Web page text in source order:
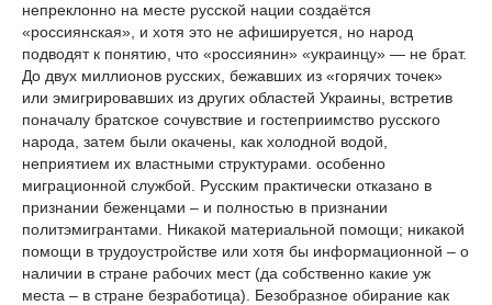
непреклонно на месте русской нации создаётся
«россиянская», и хотя это не афишируется, но народ
подводят к понятию, что «россиянин» «украинцу» — не брат.
До двух миллионов русских, бежавших из «горячих точек»
или эмигрировавших из других областей Украины, встретив
поначалу братское сочувствие и гостеприимство русского
народа, затем были окачены, как холодной водой,
неприятием их властными структурами. особенно
миграционной службой. Русским практически отказано в
признании беженцами – и полностью в признании
политэмигрантами. Никакой материальной помощи; никакой
помощи в трудоустройстве или хотя бы информационной – о
наличии в стране рабочих мест (да собственно какие уж
места – в стране безработица). Безобразное обирание как